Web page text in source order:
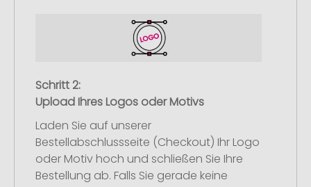
Schritt 2:
Upload Ihres Logos oder Motivs
Laden Sie auf unserer
Bestellabschlussseite (Checkout) Ihr Logo
oder Motiv hoch und schließen Sie Ihre
Bestellung ab. Falls Sie gerade keine